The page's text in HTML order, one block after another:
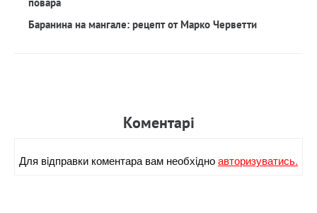
Баранина на мангале: рецепт от Марко Черветти
Коментарi
Для вiдправки коментара вам необхiдноавторизуватись.